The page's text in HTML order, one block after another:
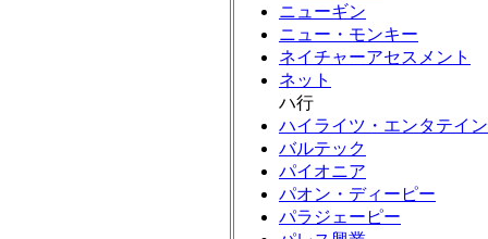
ニューギン
ニュー・モンキー
ネイチャーアセスメント
ネット
ハ行
ハイライツ・エンタテイ
バルテック
パイオニア
パオン・ディーピー
パラジェーピー